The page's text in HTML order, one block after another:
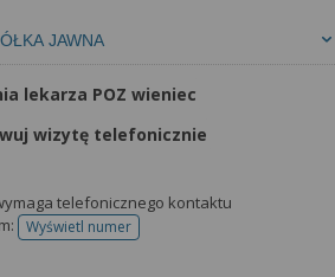
JAWNA
lekarza POZ wieniec
wizytę telefonicznie
telefonicznego kontaktu
Wyświetl numertelefonu do rejestracji